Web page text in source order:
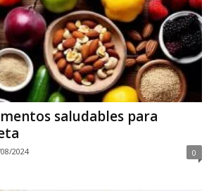
saludables para
2024 0